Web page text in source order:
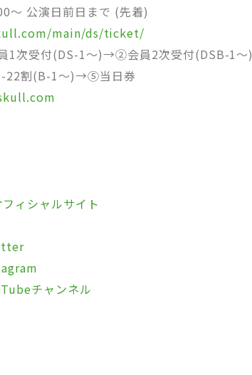
～ 公演日前日まで (先着)
main/ds/ticket/
1次受付(DS-1～)→②会員2次受付(DSB-1～)
割(B-1～)→⑤当日券
ィシャルサイト
チャンネル